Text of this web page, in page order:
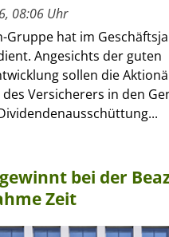
08:06 Uhr
Gruppe hat im
Angesichts der guten
sollen die
Versicherers in den
bei der
Zeit